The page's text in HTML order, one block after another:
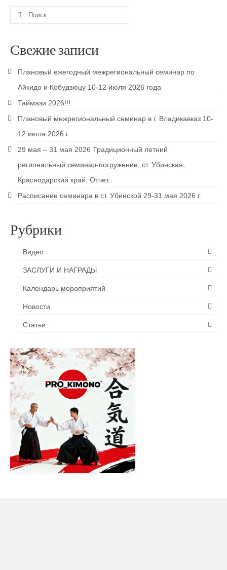
Поиск:
Свежие записи
Плановый ежегодный межрегиональный семинар по
Айкидо и Кобудзюцу 10-12 июля 2026 года
Таймази 2026!!!
Плановый межрегиональный семинар в г. Владикавказ 10-
12 июля 2026 г.
29 мая – 31 мая 2026 Традиционный летний
региональный семинар-погружение, ст. Убинская,
Краснодарский край. Отчет.
Расписание семинара в ст. Убинской 29-31 мая 2026 г.
Рубрики
Видео
ЗАСЛУГИ И НАГРАДЫ
Календарь мероприятий
Новости
Статьи